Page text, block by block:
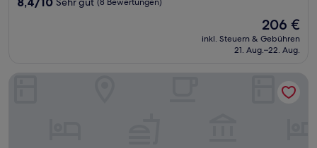
Bewertungen)
Der
Preis
beträgt
206 €
inkl. Steuern & Gebühren
21. Aug.–22. Aug.
Holiday Inn Long Beach Airport Hotel and Conference